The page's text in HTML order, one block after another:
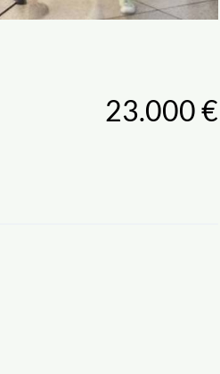
23.000 €